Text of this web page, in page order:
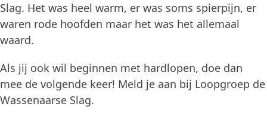
Slag. Het was heel warm, er was soms spierpijn, er
waren rode hoofden maar het was het allemaal
waard.
Als jij ook wil beginnen met hardlopen, doe dan
mee de volgende keer! Meld je aan bij Loopgroep de
Wassenaarse Slag.